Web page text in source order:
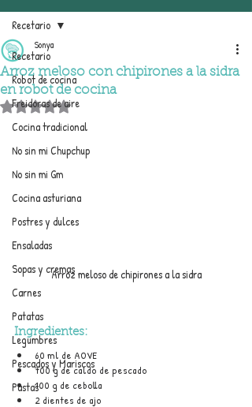
Recetario
Robot de cocina
Freidoras de aire
Cocina tradicional
No sin mi Chupchup
No sin mi Gm
Cocina asturiana
Postres y dulces
Ensaladas
Sopas y cremas
Carnes
Patatas
Legumbres
Pescados y Mariscos
Pastas
Recetario
Arroz meloso con chipirones a la sidra
en robot de cocina
Sonya
Obtuvo NaN de 5 estrellas.
Arroz meloso de chipirones a la sidra
Ingredientes:
60 ml de AOVE
700 g de caldo de pescado
100 g de cebolla
2 dientes de ajo